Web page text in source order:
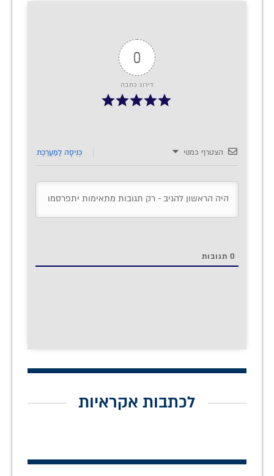
0
דירוג כתבה
הצטרף כמנוי כְּנִיסָה לַמַעֲרֶכֶת
0 תגובות
לכתבות אקראיות